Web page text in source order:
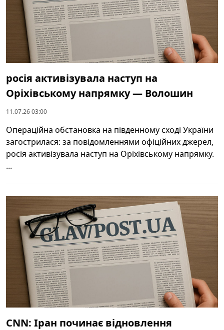
росія активізувала наступ на
Оріхівському напрямку — Волошин
11.07.26 03:00
Операційна обстановка на південному сході України
загострилася: за повідомленнями офіційних джерел,
росія активізувала наступ на Оріхівському напрямку.
...
CNN: Іран починає відновлення